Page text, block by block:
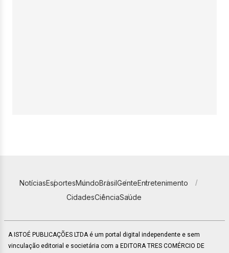
NotíciasEsportesMundoBrasilGenteEntretenimento
CidadesCiênciaSaúde
A ISTOÉ PUBLICAÇÕES LTDA é um portal digital independente e sem
vinculação editorial e societária com a EDITORA TRES COMÉRCIO DE